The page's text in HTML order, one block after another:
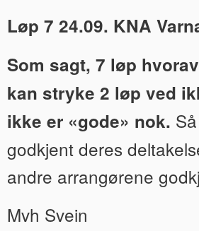
Løp 7 24.09. KNA
Som sagt, 7 løp
kan stryke 2 løp ved
ikke er «gode» nok.
godkjent deres
andre arrangørene
Mvh Svein